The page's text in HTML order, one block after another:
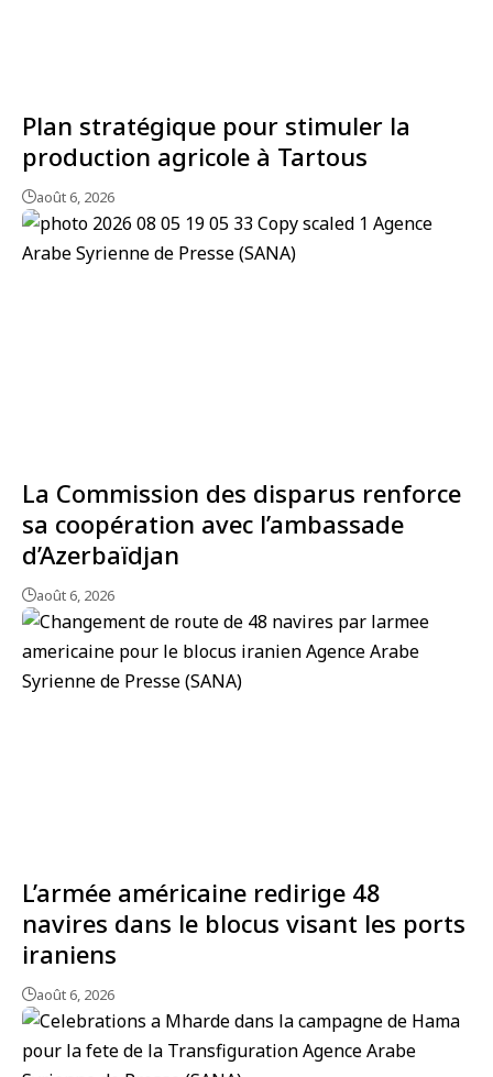
Plan stratégique pour stimuler la
production agricole à Tartous
août 6, 2026
La Commission des disparus renforce
sa coopération avec l’ambassade
d’Azerbaïdjan
août 6, 2026
L’armée américaine redirige 48
navires dans le blocus visant les ports
iraniens
août 6, 2026